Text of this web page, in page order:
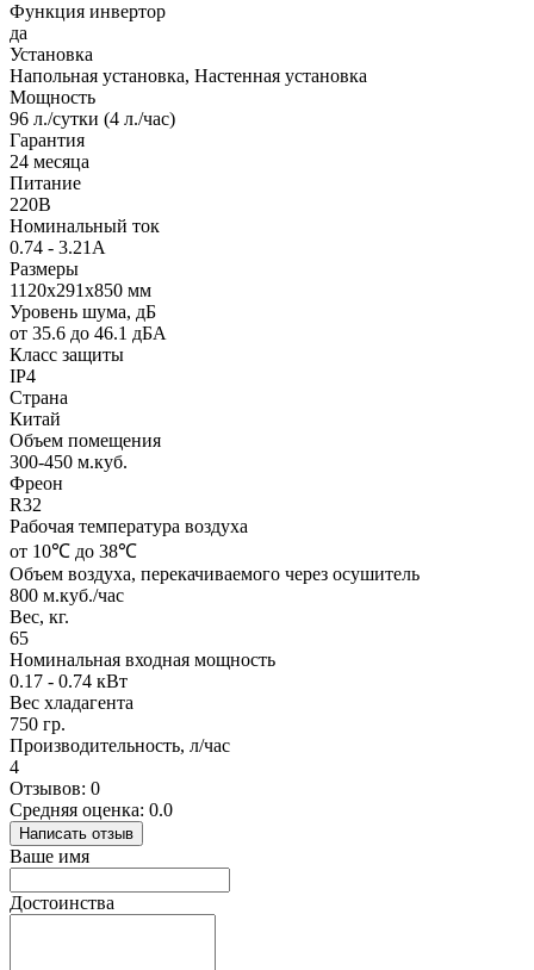
Функция инвертор
да
Установка
Напольная установка, Настенная установка
Мощность
96 л./сутки (4 л./час)
Гарантия
24 месяца
Питание
220В
Номинальный ток
0.74 - 3.21А
Размеры
1120х291х850 мм
Уровень шума, дБ
от 35.6 до 46.1 дБА
Класс защиты
IP4
Страна
Китай
Объем помещения
300-450 м.куб.
Фреон
R32
Рабочая температура воздуха
от 10℃ до 38℃
Объем воздуха, перекачиваемого через осушитель
800 м.куб./час
Вес, кг.
65
Номинальная входная мощность
0.17 - 0.74 кВт
Вес хладагента
750 гр.
Производительность, л/час
4
Отзывов: 0
Средняя оценка: 0.0
Написать отзыв
Ваше имя
Достоинства